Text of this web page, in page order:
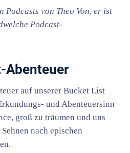
Podcasts von Theo Von, er ist
Podcast-
Abenteuer
auf unserer Bucket List
und Abenteuersinn
groß zu träumen und uns
nach epischen